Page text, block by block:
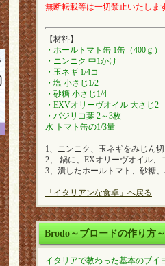
無断転載等は一切禁止いたしま
【材料】
・ホールトマト缶 1缶（400ｇ）
・ニンニク 中1かけ
・玉ネギ 1/4コ
・塩 小さじ1/2
・砂糖 小さじ1/4
・EXVオリーヴオイル 大さじ2
・バジリコ葉 2～3枚
水 トマト缶の1/3量
1、ニンニク、玉ネギをみじん
2、 鍋に、EXオリーヴオイル
3、潰したホールトマト、砂糖
「イタリアンな食卓」へ戻る
Brodo～ブロードの作り方～
イタリアで教わった基本のブイ